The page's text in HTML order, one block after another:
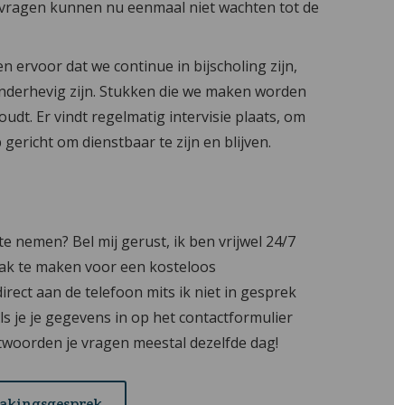
kunnen nu eenmaal niet wachten tot de
ervoor dat we continue in bijscholing zijn,
zijn. Stukken die we maken worden
Er vindt regelmatig intervisie plaats, om
om dienstbaar te zijn en blijven.
nemen? Bel mij gerust, ik ben vrijwel 24/7
te maken voor een kosteloos
aan de telefoon mits ik niet in gesprek
je je gegevens in op het contactformulier
je vragen meestal dezelfde dag!